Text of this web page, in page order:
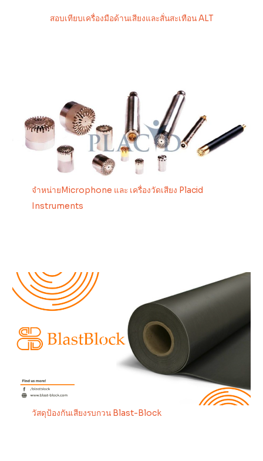
สอบเทียบเครื่องมือด้านเสียงและสั่นสะเทือน ALT
จำหน่ายMicrophone และ เครื่องวัดเสียง Placid
Instruments
วัสดุป้องกันเสียงรบกวน Blast-Block